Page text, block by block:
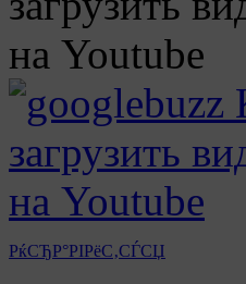
РќСЂР°РІРёС‚СЃСЏ